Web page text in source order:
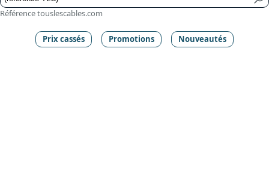
Référence touslescables.com
Prix cassés Promotions Nouveautés